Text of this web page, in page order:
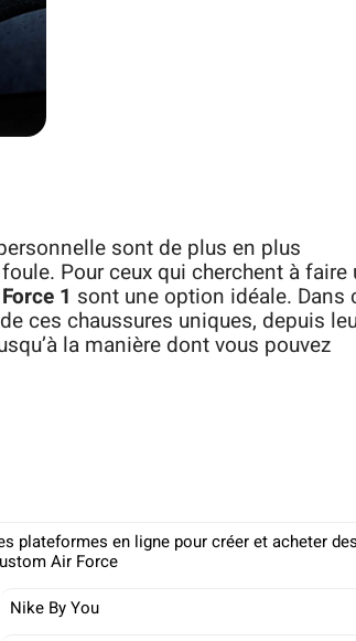
sont de plus en plus
Pour ceux qui cherchent à faire
1 sont une option idéale. Dans
ces chaussures uniques, depuis
la manière dont vous pouvez
plateformes en ligne pour créer et acheter des
Air Force
Nike By You